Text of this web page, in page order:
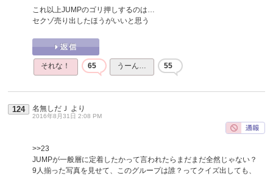
これ以上JUMPのゴリ押しするのは…
セクゾ売り出したほうがいいと思う
それな！ 65 うーん… 55
124 名無しだＪ より
2016年8月31日 2:08 PM
>>23
JUMPが一般層に定着したかって言われたらまだまだ全然じゃない？
9人揃った写真を見せて、このグループは誰？ってクイズ出しても、